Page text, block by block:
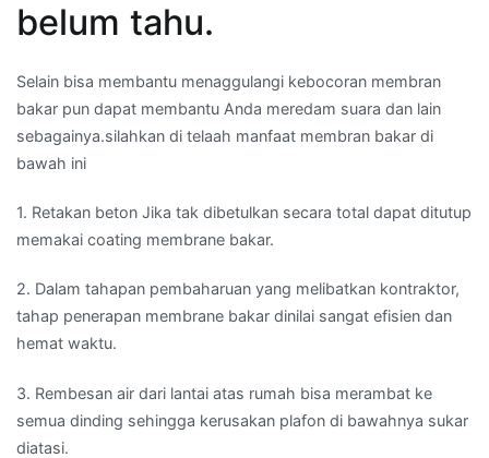
belum tahu.
Selain bisa membantu menaggulangi kebocoran membran
bakar pun dapat membantu Anda meredam suara dan lain
sebagainya.silahkan di telaah manfaat membran bakar di
bawah ini
1. Retakan beton Jika tak dibetulkan secara total dapat ditutup
memakai coating membrane bakar.
2. Dalam tahapan pembaharuan yang melibatkan kontraktor,
tahap penerapan membrane bakar dinilai sangat efisien dan
hemat waktu.
3. Rembesan air dari lantai atas rumah bisa merambat ke
semua dinding sehingga kerusakan plafon di bawahnya sukar
diatasi.